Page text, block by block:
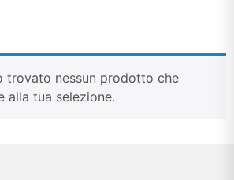
trovato nessun prodotto che
alla tua selezione.